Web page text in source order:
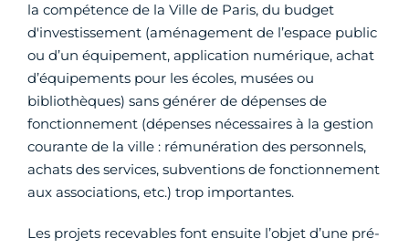
la compétence de la Ville de Paris, du budget
d'investissement (aménagement de l’espace public
ou d’un équipement, application numérique, achat
d’équipements pour les écoles, musées ou
bibliothèques) sans générer de dépenses de
fonctionnement (dépenses nécessaires à la gestion
courante de la ville : rémunération des personnels,
achats des services, subventions de fonctionnement
aux associations, etc.) trop importantes.
Les projets recevables font ensuite l’objet d’une pré-